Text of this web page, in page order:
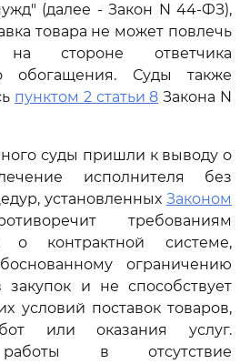
(далее - Закон N 44-ФЗ),
товара не может повлечь
на стороне ответчика
обогащения. Суды также
пунктом 2 статьи 8 Закона N
суды пришли к выводу о
исполнителя без
установленных Законом
требованиям
о контрактной системе,
ограничению
закупок и не способствует
условий поставок товаров,
или оказания услуг.
в отсутствие